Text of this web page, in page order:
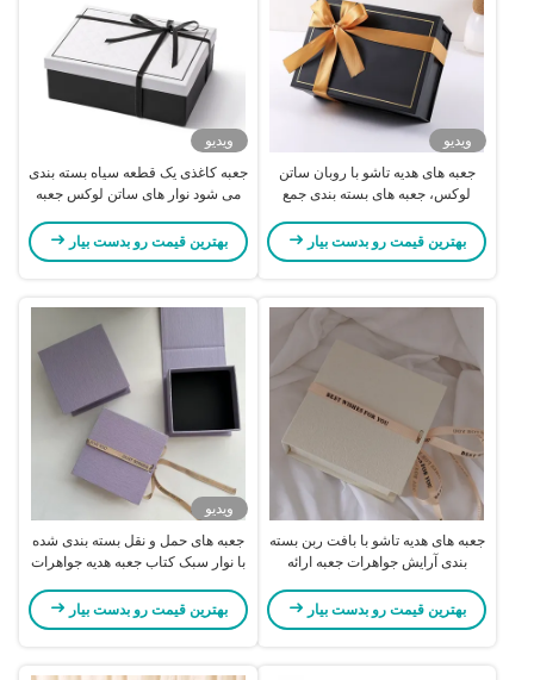
ویدیو
جعبه های هدیه تاشو با روبان ساتن
لوکس، جعبه های بسته بندی جمع
بهترین قیمت رو بدست بیار
ویدیو
جعبه کاغذی یک قطعه سیاه بسته بندی
می شود نوار های ساتن لوکس جعبه
بهترین قیمت رو بدست بیار
جعبه های هدیه تاشو با بافت ربن بسته
بندی آرایش جواهرات جعبه ارائه
بهترین قیمت رو بدست بیار
ویدیو
جعبه های حمل و نقل بسته بندی شده
با نوار سبک کتاب جعبه هدیه جواهرات
بهترین قیمت رو بدست بیار